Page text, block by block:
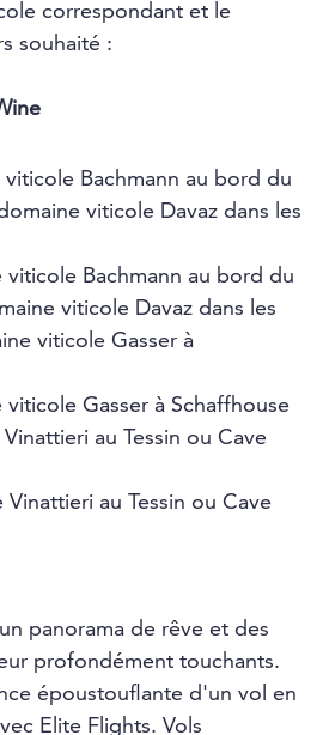
correspondant et le
souhaité :
Bachmann au bord du
viticole Davaz dans les
viticole Bachmann au bord du
viticole Davaz dans les
viticole Gasser à
Gasser à Schaffhouse
au Tessin ou Cave
au Tessin ou Cave
panorama de rêve et des
profondément touchants.
époustouflante d'un vol en
Elite Flights. Vols